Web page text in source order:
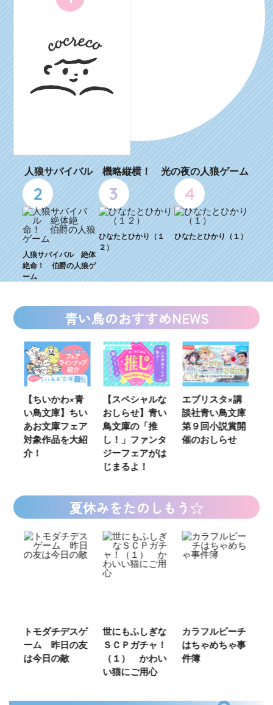
人狼サバイバル 機略縦横！ 光の夜の人狼ゲーム
2
人狼サバイバル 絶体
絶命！ 伯爵の人狼ゲ
ーム
3
ひなたとひかり（１
２）
4
ひなたとひかり（１）
青い鳥のおすすめNEWS
【ちいかわ×青
い鳥文庫】ちい
あお文庫フェア
対象作品を大紹
介！
【スペシャルな
おしらせ】青い
鳥文庫の「推
し！」ファンタ
ジーフェアがは
じまるよ！
エブリスタ×講
談社青い鳥文庫
第９回小説賞開
催のおしらせ
夏休みをたのしもう☆
トモダチデスゲ
ーム 昨日の友
は今日の敵
世にもふしぎな
ＳＣＰガチャ！
（１） かわい
い猫にご用心
カラフルピーチ
はちゃめちゃ事
件簿